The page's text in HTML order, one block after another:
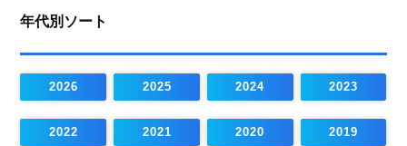
年代別ソート
2026 2025 2024 2023
2022 2021 2020 2019